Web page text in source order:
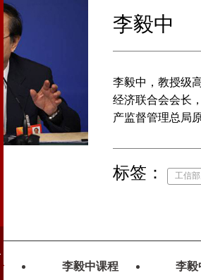
李毅中
李毅中，教授级
经济联合会会长
产监督管理总局
标签： 工信
李毅中课程 李毅